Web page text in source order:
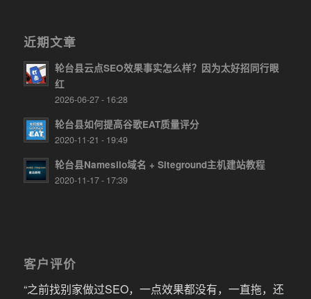
近期文章
轮台县云点SEO效果事实怎么样？因为太好招同行眼
红
2026-06-27 - 16:28
轮台县如何提高谷歌EAT质量评分
2020-11-21 - 19:49
轮台县Namesilo域名 + Siteground主机建站教程
2020-11-17 - 17:39
客户评价
“之前找别家做过SEO，一点效果都没有，一直拖，还